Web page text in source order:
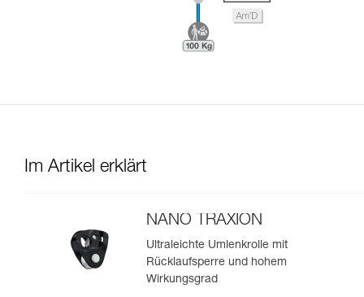
Im Artikel erklärt
NANO TRAXION
Ultraleichte Umlenkrolle mit
Rücklaufsperre und hohem
Wirkungsgrad